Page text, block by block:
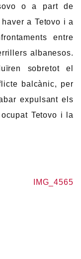
o a part de
a Tetovo i a
entre
albanesos.
sobretot el
balcànic, per
expulsant els
Tetovo i la